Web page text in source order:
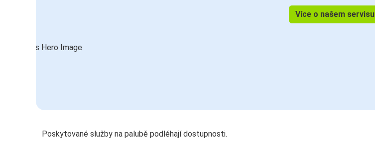
Více o našem servisu
Poskytované služby na palubě podléhají dostupnosti.